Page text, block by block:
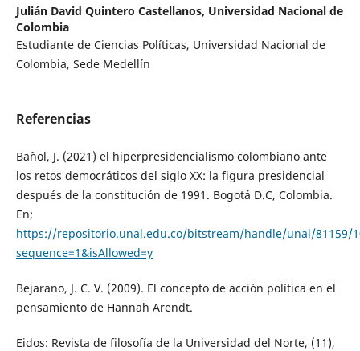
Julián David Quintero Castellanos, Universidad Nacional de
Colombia
Estudiante de Ciencias Políticas, Universidad Nacional de
Colombia, Sede Medellín
Referencias
Bañol, J. (2021) el hiperpresidencialismo colombiano ante
los retos democráticos del siglo XX: la figura presidencial
después de la constitución de 1991. Bogotá D.C, Colombia.
En;
https://repositorio.unal.edu.co/bitstream/handle/unal/81159/
sequence=1&isAllowed=y
Bejarano, J. C. V. (2009). El concepto de acción política en el
pensamiento de Hannah Arendt.
Eidos: Revista de filosofía de la Universidad del Norte, (11),